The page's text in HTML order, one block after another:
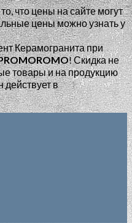
что цены на сайте могут
цены можно узнать у
Керамогранита при
!Скидка не
товары и на продукцию
действует в